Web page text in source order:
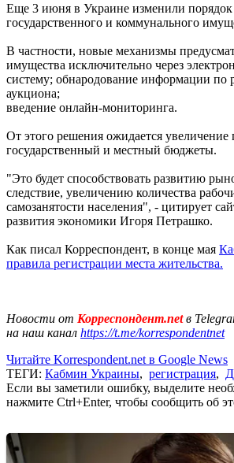
Еще 3 июня в Украине изменили
государственного и коммунального
В частности, новые механизмы
имущества исключительно через
систему; обнародование информации по
аукциона;
введение онлайн-мониторинга.
От этого решения ожидается увеличение
государственный и местный бюджеты.
"Это будет способствовать развитию
следствие, увеличению количества
самозанятости населения", - цитирует
развития экономики Игоря Петрашко.
Как писал Корреспондент, в конце мая
правила регистрации места жительства.
Новости от Корреспондент.netв
на наш канал https://t.me/korrespondentnet
Читайте Korrespondent.net в Google News
ТЕГИ: Кабмин Украины, регистрация,
Если вы заметили ошибку, выделите
нажмите Ctrl+Enter, чтобы сообщить об